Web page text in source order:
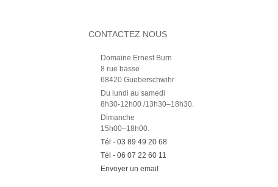
CONTACTEZ NOUS
Domaine Ernest Burn
8 rue basse
68420 Gueberschwihr
Du lundi au samedi
8h30-12h00 /13h30–18h30.
Dimanche
15h00–18h00.
Tél - 03 89 49 20 68
Tél - 06 07 22 60 11
Envoyer un email